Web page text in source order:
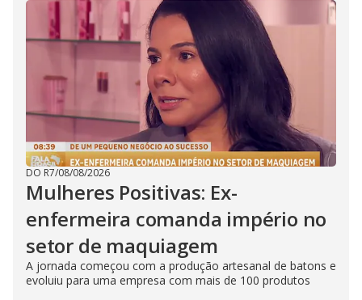
DO R7/08/08/2026
Mulheres Positivas: Ex-
enfermeira comanda império no
setor de maquiagem
A jornada começou com a produção artesanal de batons e
evoluiu para uma empresa com mais de 100 produtos